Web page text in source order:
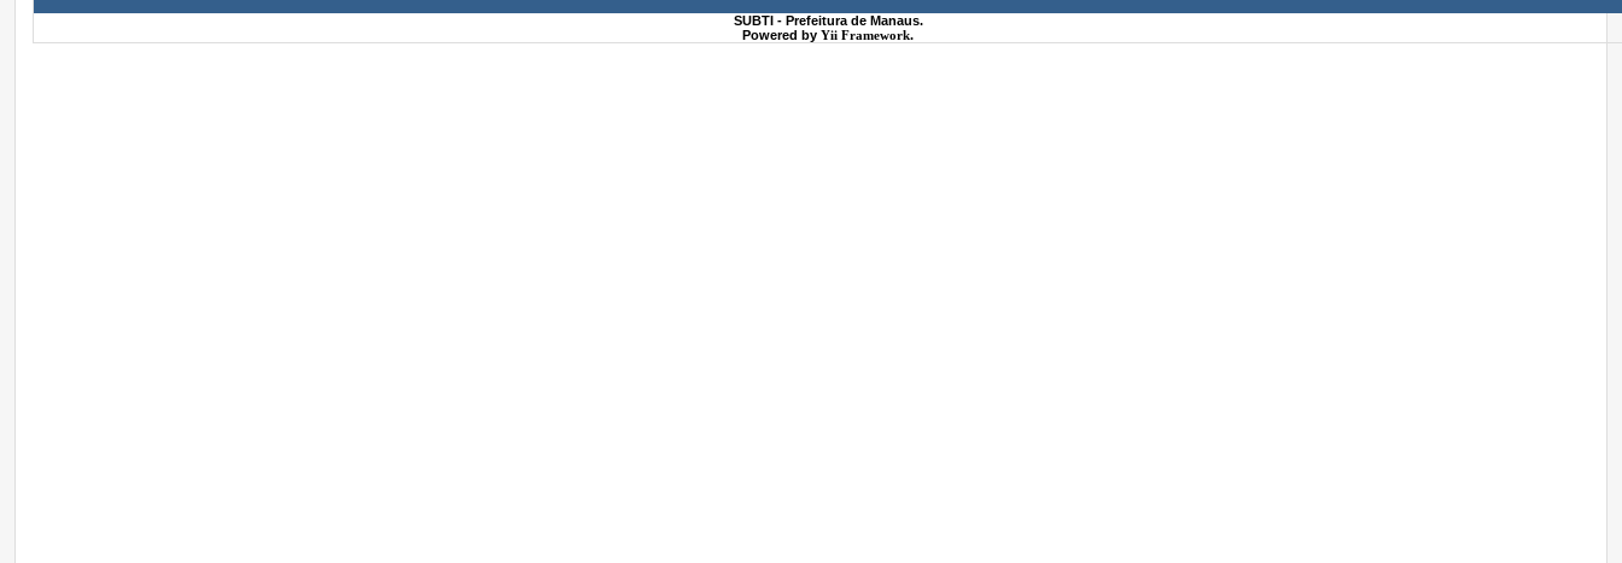
SUBTI - Prefeitura de Manaus.
Powered byYii Framework.